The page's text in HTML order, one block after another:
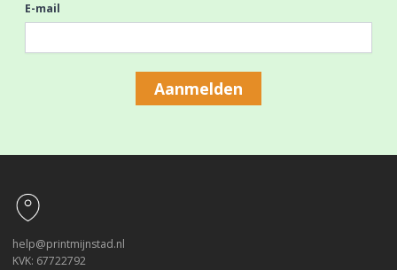
E-mail
Aanmelden
help@printmijnstad.nl
KVK: 67722792